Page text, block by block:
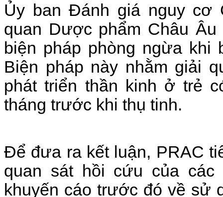
Ủy ban Đánh giá nguy cơ
quan Dược phẩm Châu
biện pháp phòng ngừa khi
Biện pháp này nhằm giải
phát triển thần kinh ở trẻ
tháng trước khi thụ tinh.
Để đưa ra kết luận, PRAC
quan sát hồi cứu của các
khuyến cáo trước đó về sử